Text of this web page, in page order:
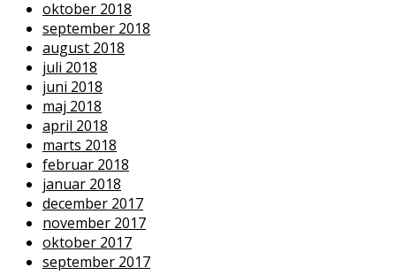
oktober 2018
september 2018
august 2018
juli 2018
juni 2018
maj 2018
april 2018
marts 2018
februar 2018
januar 2018
december 2017
november 2017
oktober 2017
september 2017